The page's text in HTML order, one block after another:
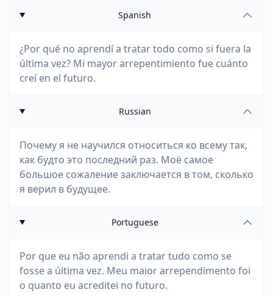
Spanish
¿Por qué no aprendí a tratar todo como si fuera la
última vez? Mi mayor arrepentimiento fue cuánto
creí en el futuro.
Russian
Почему я не научился относиться ко всему так,
как будто это последний раз. Моё самое
большое сожаление заключается в том, сколько
я верил в будущее.
Portuguese
Por que eu não aprendi a tratar tudo como se
fosse a última vez. Meu maior arrependimento foi
o quanto eu acreditei no futuro.